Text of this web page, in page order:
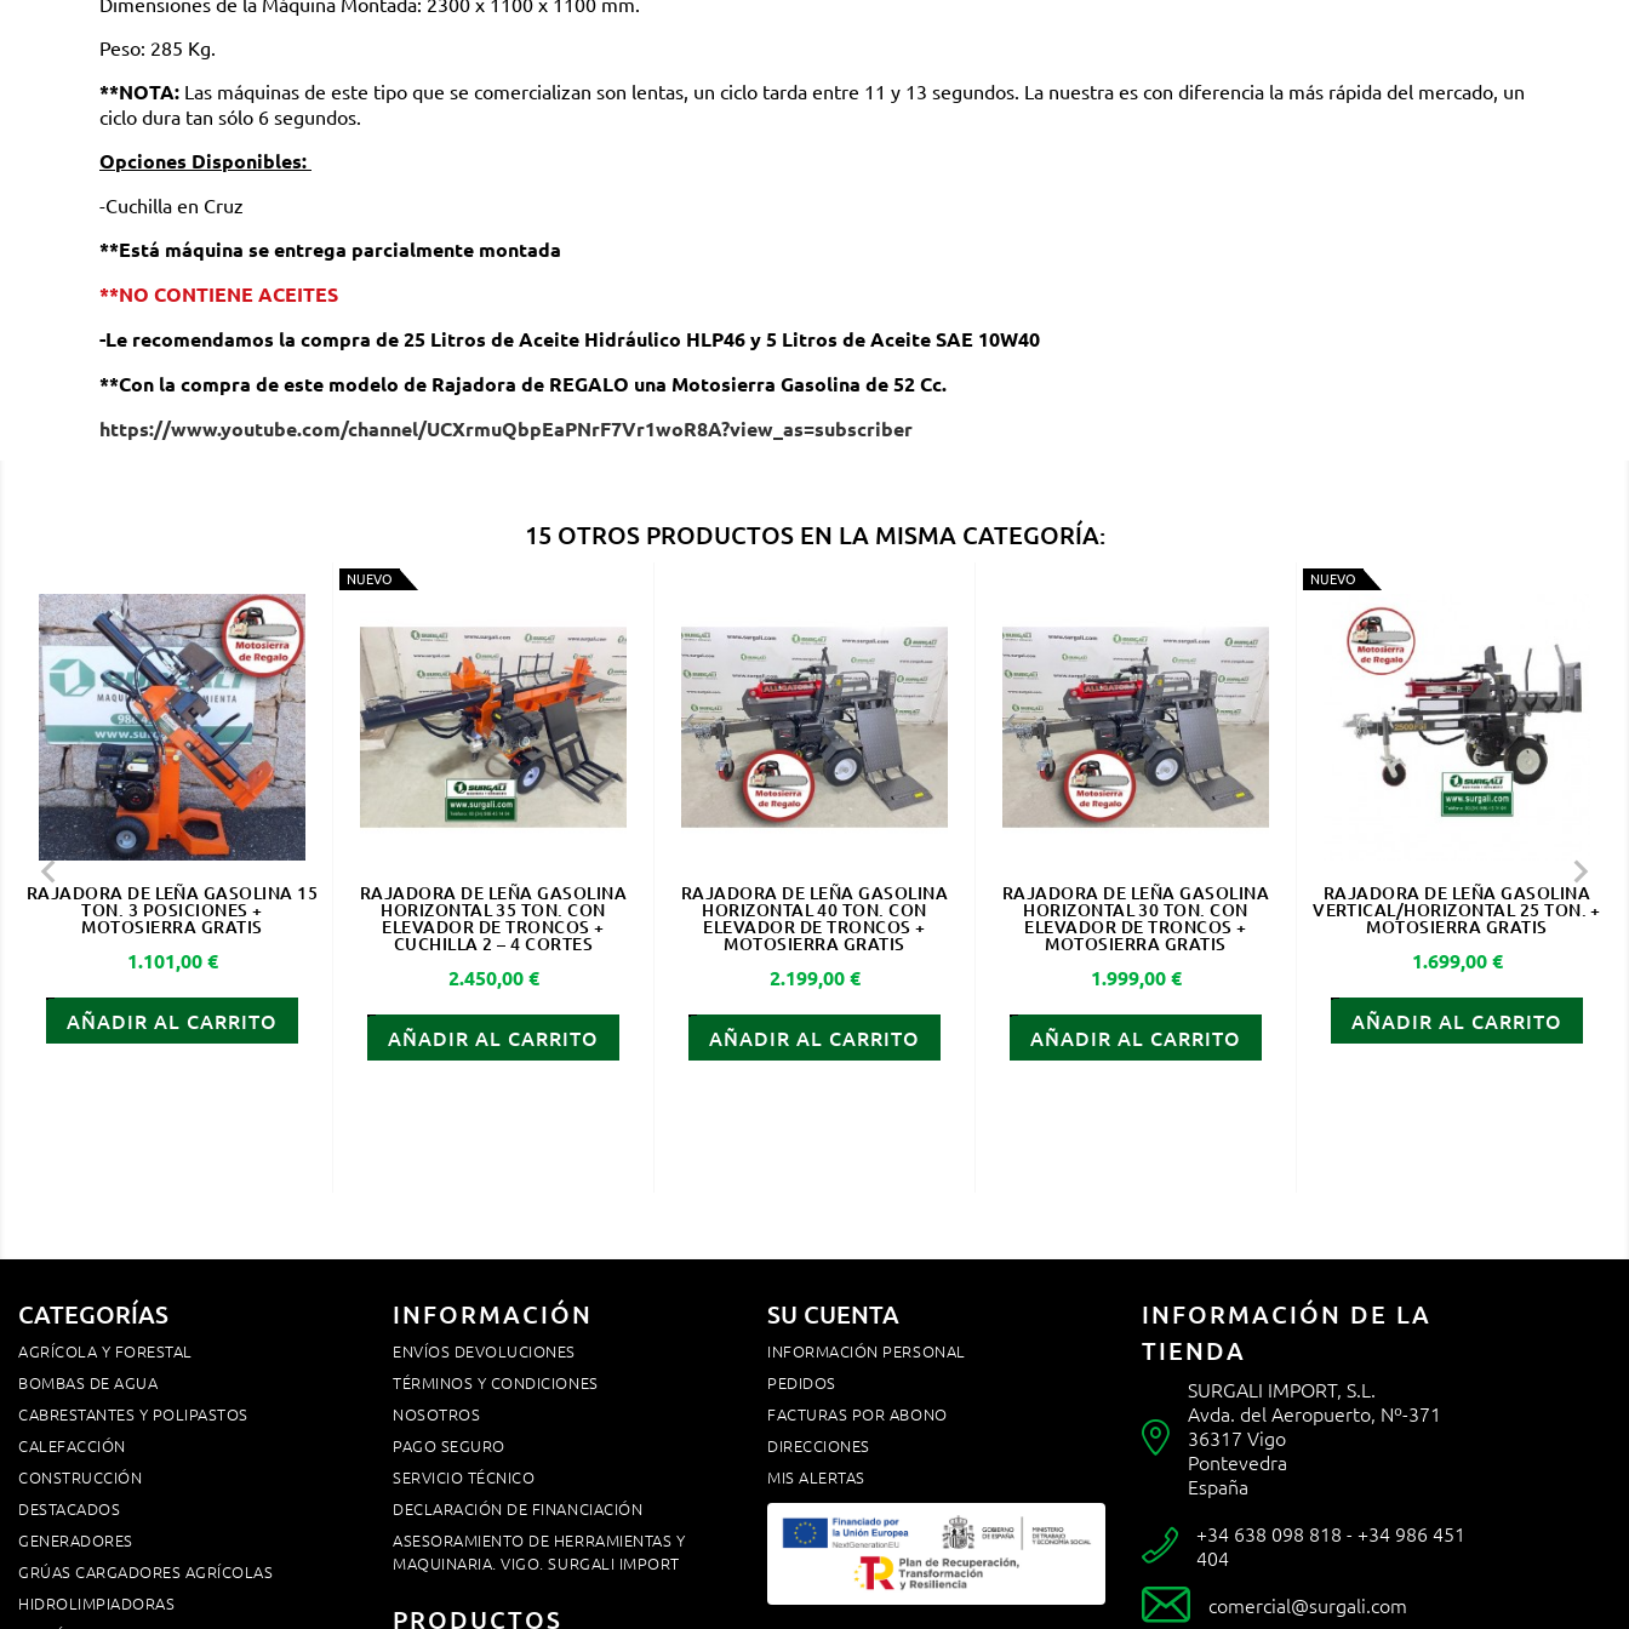
Peso: 285 Kg.
**NOTA: Las máquinas de este tipo que se comercializan son lentas, un ciclo tarda entre 11 y 13 segundos. La nuestra es con diferencia la más rápida del mercado, un
ciclo dura tan sólo 6 segundos.
Opciones Disponibles:
-Cuchilla en Cruz
**Está máquina se entrega parcialmente montada
**NO CONTIENE ACEITES
-Le recomendamos la compra de 25 Litros de Aceite Hidráulico HLP46 y 5 Litros de Aceite SAE 10W40
**Con la compra de este modelo de Rajadora de REGALO una Motosierra Gasolina de 52 Cc.
https://www.youtube.com/channel/UCXrmuQbpEaPNrF7Vr1woR8A?view_as=subscriber
15 OTROS PRODUCTOS EN LA MISMA CATEGORÍA:

RAJADORA DE LEÑA GASOLINA 15
TON. 3 POSICIONES +
MOTOSIERRA GRATIS
Precio
1.101,00 €
AÑADIR AL CARRITO
NUEVO
RAJADORA DE LEÑA GASOLINA
HORIZONTAL 35 TON. CON
ELEVADOR DE TRONCOS +
CUCHILLA 2 – 4 CORTES
Precio
2.450,00 €
AÑADIR AL CARRITO
RAJADORA DE LEÑA GASOLINA
HORIZONTAL 40 TON. CON
ELEVADOR DE TRONCOS +
MOTOSIERRA GRATIS
Precio
2.199,00 €
AÑADIR AL CARRITO
RAJADORA DE LEÑA GASOLINA
HORIZONTAL 30 TON. CON
ELEVADOR DE TRONCOS +
MOTOSIERRA GRATIS
Precio
1.999,00 €
AÑADIR AL CARRITO
NUEVO
RAJADORA DE LEÑA GASOLINA
VERTICAL/HORIZONTAL 25 TON. +
MOTOSIERRA GRATIS
Precio
1.699,00 €
AÑADIR AL CARRITO

CATEGORÍAS
AGRÍCOLA Y FORESTAL
BOMBAS DE AGUA
CABRESTANTES Y POLIPASTOS
CALEFACCIÓN
CONSTRUCCIÓN
DESTACADOS
GENERADORES
GRÚAS CARGADORES AGRÍCOLAS
HIDROLIMPIADORAS
INFORMACIÓN
ENVÍOS DEVOLUCIONES
TÉRMINOS Y CONDICIONES
NOSOTROS
PAGO SEGURO
SERVICIO TÉCNICO
DECLARACIÓN DE FINANCIACIÓN
ASESORAMIENTO DE HERRAMIENTAS Y
MAQUINARIA. VIGO. SURGALI IMPORT
PRODUCTOS
SU CUENTA
INFORMACIÓN PERSONAL
PEDIDOS
FACTURAS POR ABONO
DIRECCIONES
MIS ALERTAS
INFORMACIÓN DE LA
TIENDA

SURGALI IMPORT, S.L.
Avda. del Aeropuerto, Nº-371
36317 Vigo
Pontevedra
España

+34 638 098 818 - +34 986 451
404
 comercial@surgali.com